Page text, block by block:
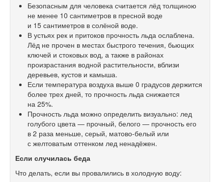
Безопасным для человека считается лёд толщиною
не менее 10 сантиметров в пресной воде
и 15 сантиметров в солёной воде.
В устьях рек и притоков прочность льда ослаблена.
Лёд не прочен в местах быстрого течения, бьющих
ключей и стоковых вод, а также в районах
произрастания водной растительности, вблизи
деревьев, кустов и камыша.
Если температура воздуха выше 0 градусов держится
более трех дней, то прочность льда снижается
на 25%.
Прочность льда можно определить визуально: лед
голубого цвета — прочный, белого — прочность его
в 2 раза меньше, серый, матово-белый или
с желтоватым оттенком лед ненадёжен.
Если случилась беда
Что делать, если вы провалились в холодную воду: